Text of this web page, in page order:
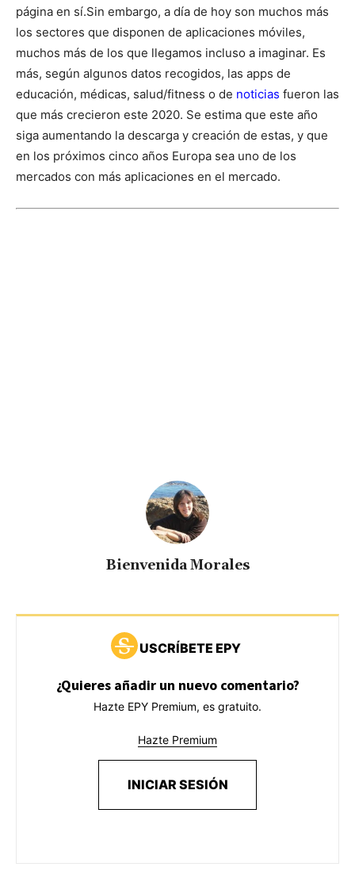
página en sí.Sin embargo, a día de hoy son muchos más
los sectores que disponen de aplicaciones móviles,
muchos más de los que llegamos incluso a imaginar. Es
más, según algunos datos recogidos, las apps de
educación, médicas, salud/fitness o de noticias fueron las
que más crecieron este 2020. Se estima que este año
siga aumentando la descarga y creación de estas, y que
en los próximos cinco años Europa sea uno de los
mercados con más aplicaciones en el mercado.
Bienvenida Morales
USCRÍBETE EPY
¿Quieres añadir un nuevo comentario?
Hazte EPY Premium, es gratuito.
Hazte Premium
INICIAR SESIÓN